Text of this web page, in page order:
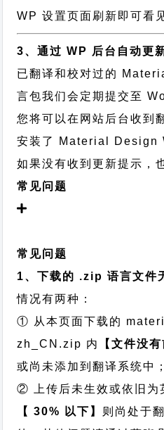
WP 设置页面刷新即可看
3、通过 WP 后台自动更
已翻译和校对过的
言包我们会定期提交至
您将可以在网站后台收到
安装了 Material Design
如果没有收到更新提示，
常见问题
常见问题
1、下载的 .zip 语言文件
情况有两种：
① 从本页面下载的
zh_CN.zip 内
【文件没有
或尚未添加到翻译系统中；
② 上传后未生效或依旧为
【 30% 以下】 则尚处于